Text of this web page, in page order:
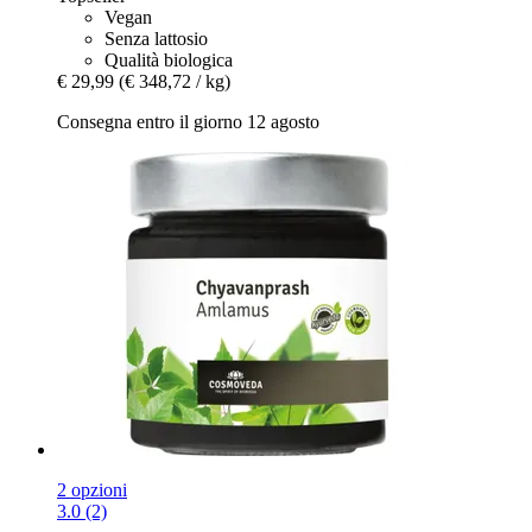
Vegan
Senza lattosio
Qualità biologica
€ 29,99 (€ 348,72 / kg)
Consegna entro il giorno 12 agosto
2 opzioni
3.0 (2)